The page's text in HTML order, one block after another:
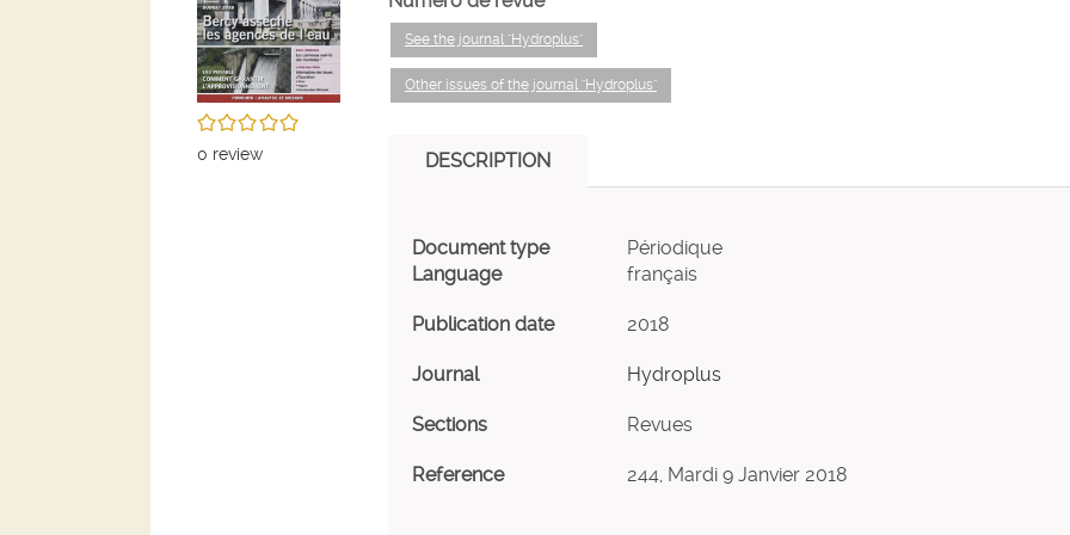
/5
0 review
See the journal "Hydroplus"
Other issues of the journal "Hydroplus"
DESCRIPTION
Document type
Périodique
Language
français
Publication date 2018
Journal Hydroplus
Sections Revues
Reference 244, Mardi 9 Janvier 2018